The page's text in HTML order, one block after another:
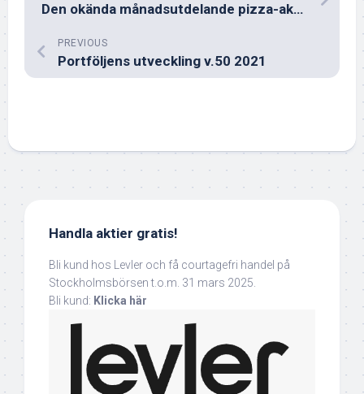
Den okända månadsutdelande pizza-aktien
PREVIOUS
Portföljens utveckling v.50 2021
Handla aktier gratis!
Bli kund hos Levler och få courtagefri handel på
Stockholmsbörsen t.o.m. 31 mars 2025.
Bli kund: Klicka här